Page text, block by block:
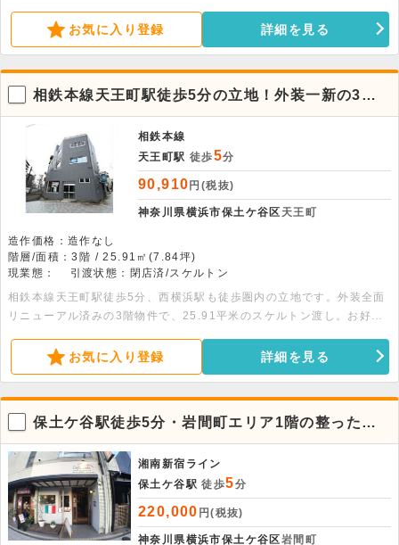
お気に入り登録 詳細を見る
相鉄本線天王町駅徒歩5分の立地！外装一新の3階
店舗物件。カラオケ不可
相鉄本線
天王町駅 徒歩5分
90,910 円(税抜)
神奈川県横浜市保土ケ谷区 天王町
造作価格：造作なし
階層/面積：3階 / 25.91㎡(7.84坪)
現業態：
引渡状態：閉店済/スケルトン
相鉄本線天王町駅徒歩5分、西横浜駅も徒歩圏内の立地です。外装全面
リニューアル済みの3階物件で、25.91平米のスケルトン渡し。お好み
お気に入り登録 詳細を見る
保土ケ谷駅徒歩5分・岩間町エリア1階の整った居
抜き店舗
湘南新宿ライン
保土ケ谷駅 徒歩5分
220,000 円(税抜)
神奈川県横浜市保土ケ谷区岩間町